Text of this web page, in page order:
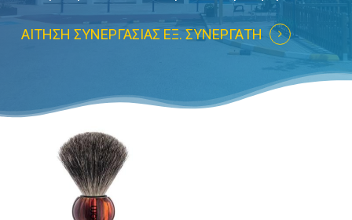
ΑΊΤΗΣΗ ΣΥΝΕΡΓΑΣΊΑΣ ΕΞ. ΣΥΝΕΡΓΆΤΗ